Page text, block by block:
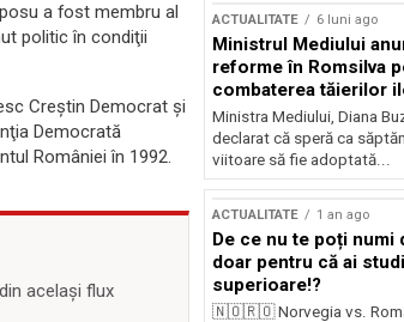
a fost membru al
politic în condiţii
Creştin Democrat şi
Democrată
României în 1992.
același flux
ACTUALITATE 6 luni ago
Ministrul Mediului
reforme în Romsilva
combaterea tăierilor
Ministra Mediului, Diana
declarat că speră ca
viitoare să fie adoptată...
ACTUALITATE 1 an ago
De ce nu te poți numi
doar pentru că ai
superioare!?
🇳🇴🇷🇴 Norvegia vs.